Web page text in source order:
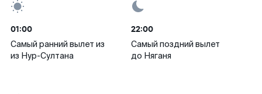
01:00
Самый ранний вылет из
из Нур-Султана
22:00
Самый поздний вылет
до Няганя